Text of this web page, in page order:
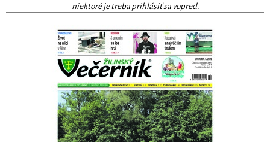
niektoré je treba prihlásiť sa vopred.